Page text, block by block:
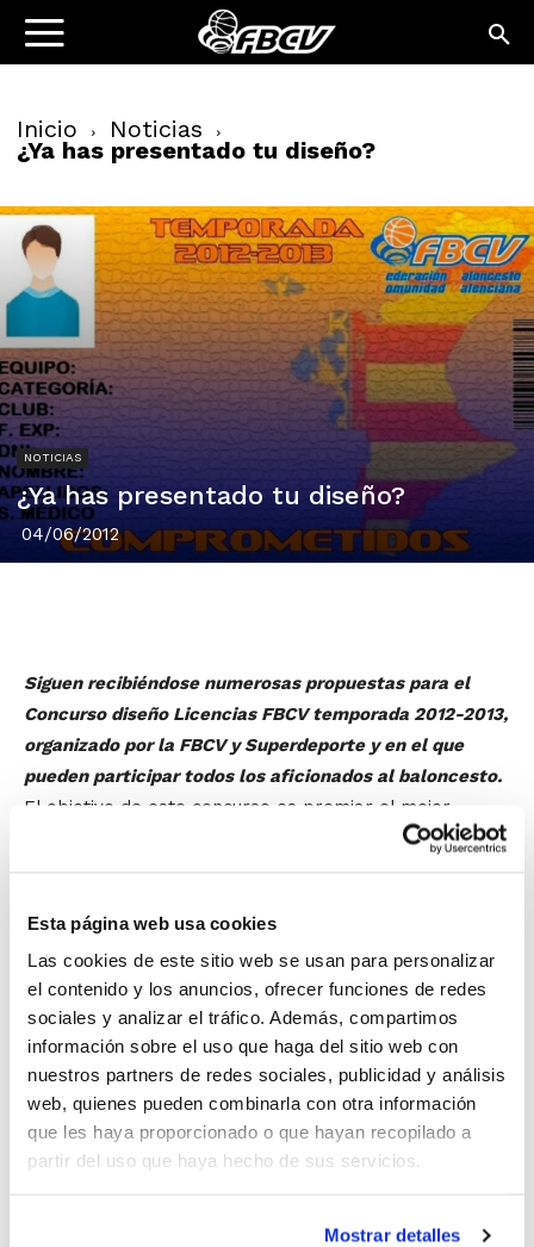
Esta página web usa cookies
Las cookies de este sitio web se usan para personalizar
el contenido y los anuncios, ofrecer funciones de redes
sociales y analizar el tráfico. Además, compartimos
información sobre el uso que haga del sitio web con
nuestros partners de redes sociales, publicidad y análisis
web, quienes pueden combinarla con otra información
que les haya proporcionado o que hayan recopilado a
partir del uso que haya hecho de sus servicios.
Mostrar detalles
Inicio Noticias
¿Ya has presentado tu diseño?
NOTICIAS
¿Ya has presentado tu diseño?
04/06/2012
Siguen recibiéndose numerosas propuestas para el
Concurso diseño Licencias FBCV temporada 2012-2013,
organizado por la FBCV y Superdeporte y en el que
pueden participar todos los aficionados al baloncesto.
El objetivo de este concurso es premiar el mejor
diseño recibido, para incorporarlo posteriormente en
así como premiar al concursante cuyo trabajo haya
sido el más votado en la web de Superdeporte.
Además, si eres el ganador también te llevarás
importantes premios. Puedes presentar tus trabajos
en superdeporte.es hasta el 15 de junio.